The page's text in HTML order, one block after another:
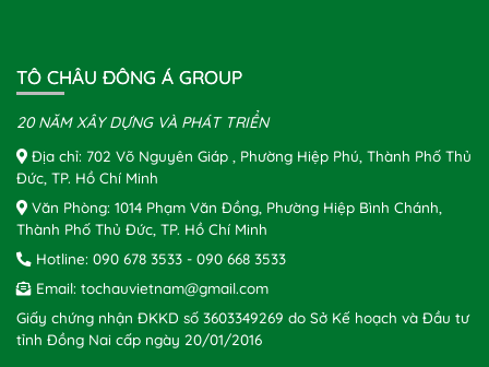
TÔ CHÂU ĐÔNG Á GROUP
20 NĂM XÂY DỰNG VÀ PHÁT TRIỂN
Địa chỉ: 702 Võ Nguyên Giáp , Phường Hiệp Phú, Thành Phố Thủ
Đức, TP. Hồ Chí Minh
Văn Phòng: 1014 Phạm Văn Đồng, Phường Hiệp Bình Chánh,
Thành Phố Thủ Đức, TP. Hồ Chí Minh
Hotline: 090 678 3533 - 090 668 3533
Email: tochauvietnam@gmail.com
Giấy chứng nhận ĐKKD số 3603349269 do Sở Kế hoạch và Đầu tư
tỉnh Đồng Nai cấp ngày 20/01/2016